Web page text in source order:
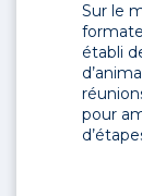
Sur le
établi
pour